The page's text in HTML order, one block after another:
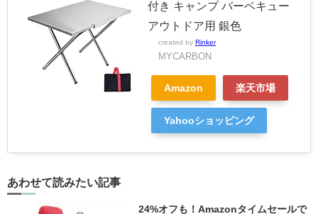
付き キャンプ バーベキュー
アウトドア用 銀色
created by Rinker
MYCARBON
Amazon 楽天市場
Yahooショッピング
あわせて読みたい記事
24%オフも！Amazonタイムセールで